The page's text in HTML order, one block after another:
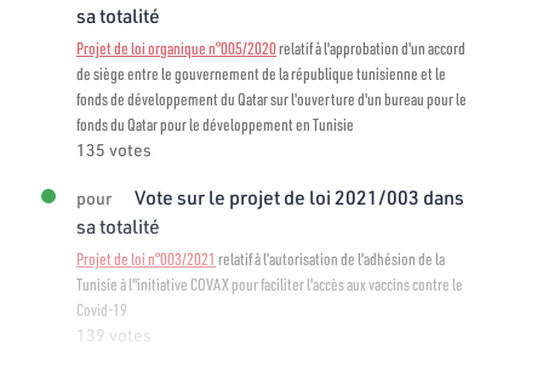
sa totalité
Projet de loi organique n°005/2020relatif à l'approbation d'un accord
de siège entre le gouvernement de la république tunisienne et le
fonds de développement du Qatar sur l'ouverture d'un bureau pour le
fonds du Qatar pour le développement en Tunisie
135 votes
pour
Vote sur le projet de loi 2021/003 dans
sa totalité
Projet de loi n°003/2021 relatif à l’autorisation de l'adhésion de la
Tunisie à l"initiative COVAX pour faciliter l'accès aux vaccins contre le
Covid-19
139 votes